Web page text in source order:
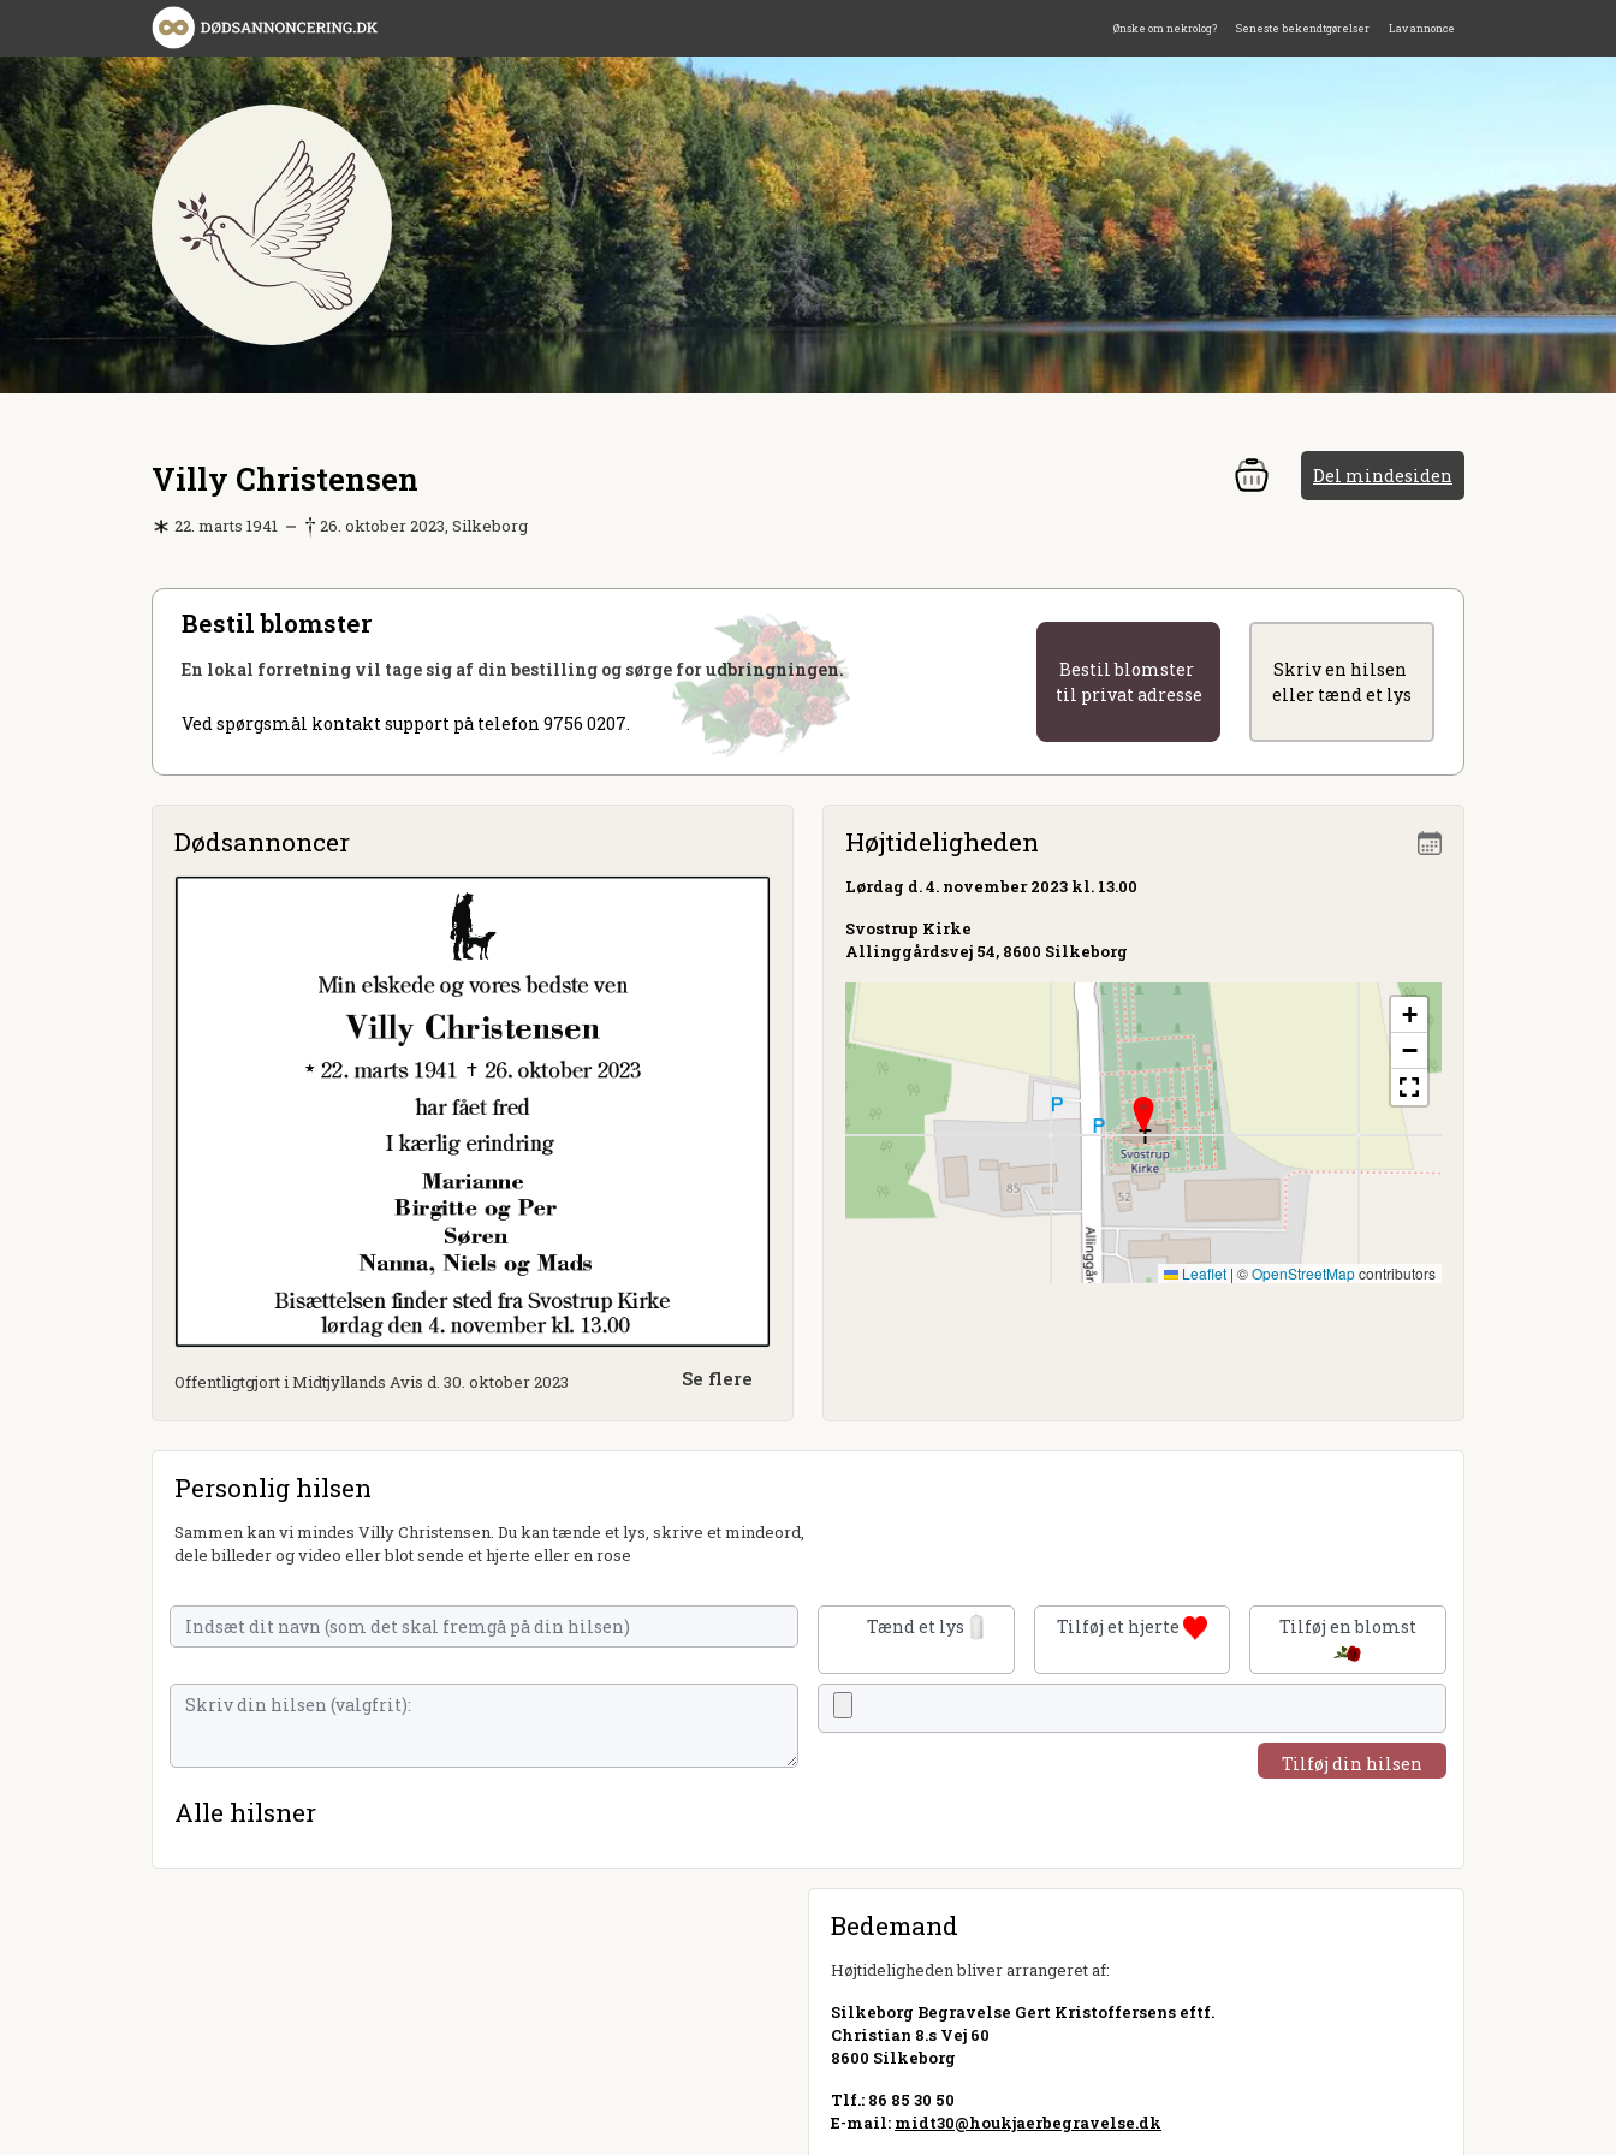
Ønske om nekrolog? Seneste bekendtgørelser Lav annonce
Villy Christensen Del mindesiden
22. marts 1941 26. oktober 2023, Silkeborg
Bestil blomster
En lokal forretning vil tage sig af din bestilling og sørge for udbringningen.
Ved spørgsmål kontakt support på telefon 9756 0207.
Bestil blomster
til privat adresse
Skriv en hilsen
eller tænd et lys
Dødsannoncer
Offentligtgjort i Midtjyllands Avis d. 30. oktober 2023 Se flere
Højtideligheden
Lørdag d. 4. november 2023 kl. 13.00
Svostrup Kirke
Allinggårdsvej 54, 8600 Silkeborg
+
−
Leaflet | ©OpenStreetMapcontributors
Personlig hilsen
Sammen kan vi mindes Villy Christensen. Du kan tænde et lys, skrive et mindeord,
dele billeder og video eller blot sende et hjerte eller en rose
Tænd et lys Tilføj et hjerte Tilføj en blomst
Tilføj din hilsen
Alle hilsner
Bedemand
Højtideligheden bliver arrangeret af:
Silkeborg Begravelse Gert Kristoffersens eftf.
Christian 8.s Vej 60
8600 Silkeborg
Tlf.: 86 85 30 50
E-mail: midt30@houkjaerbegravelse.dk